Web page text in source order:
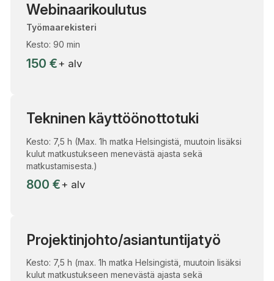
Webinaarikoulutus
Työmaarekisteri
Kesto: 90 min
150 €+ alv
Tekninen käyttöönottotuki
Kesto: 7,5 h (Max. 1h matka Helsingistä, muutoin lisäksi
kulut matkustukseen menevästä ajasta sekä
matkustamisesta.)
800 €+ alv
Projektinjohto/asiantuntijatyö
Kesto: 7,5 h (max. 1h matka Helsingistä, muutoin lisäksi
kulut matkustukseen menevästä ajasta sekä